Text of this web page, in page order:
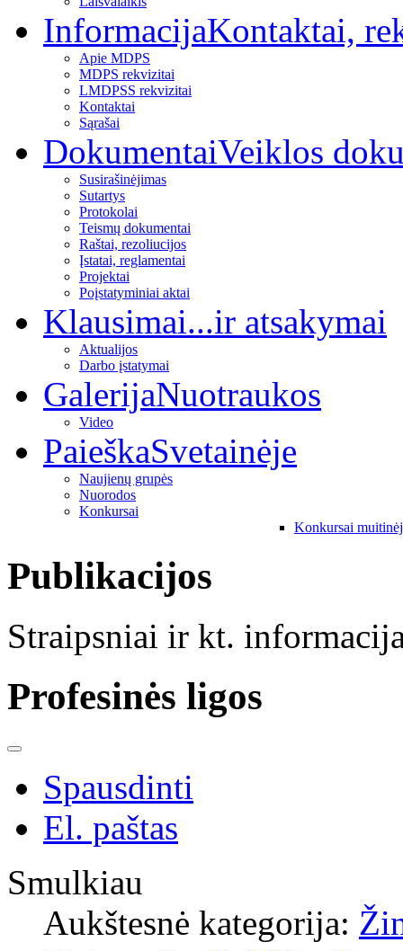
InformacijaKontaktai,
Apie MDPS
MDPS rekvizitai
LMDPSS rekvizitai
Kontaktai
Sąrašai
DokumentaiVeiklos
Susirašinėjimas
Sutartys
Protokolai
Teismų dokumentai
Raštai, rezoliucijos
Įstatai, reglamentai
Projektai
Poįstatyminiai aktai
Klausimai...ir atsakymai
Aktualijos
Darbo įstatymai
GalerijaNuotraukos
Video
PaieškaSvetainėje
Naujienų grupės
Nuorodos
Konkursai
Konkursai
Publikacijos
Straipsniai ir kt.
Profesinės ligos
Spausdinti
El. paštas
Smulkiau
Aukštesnė kategorija: